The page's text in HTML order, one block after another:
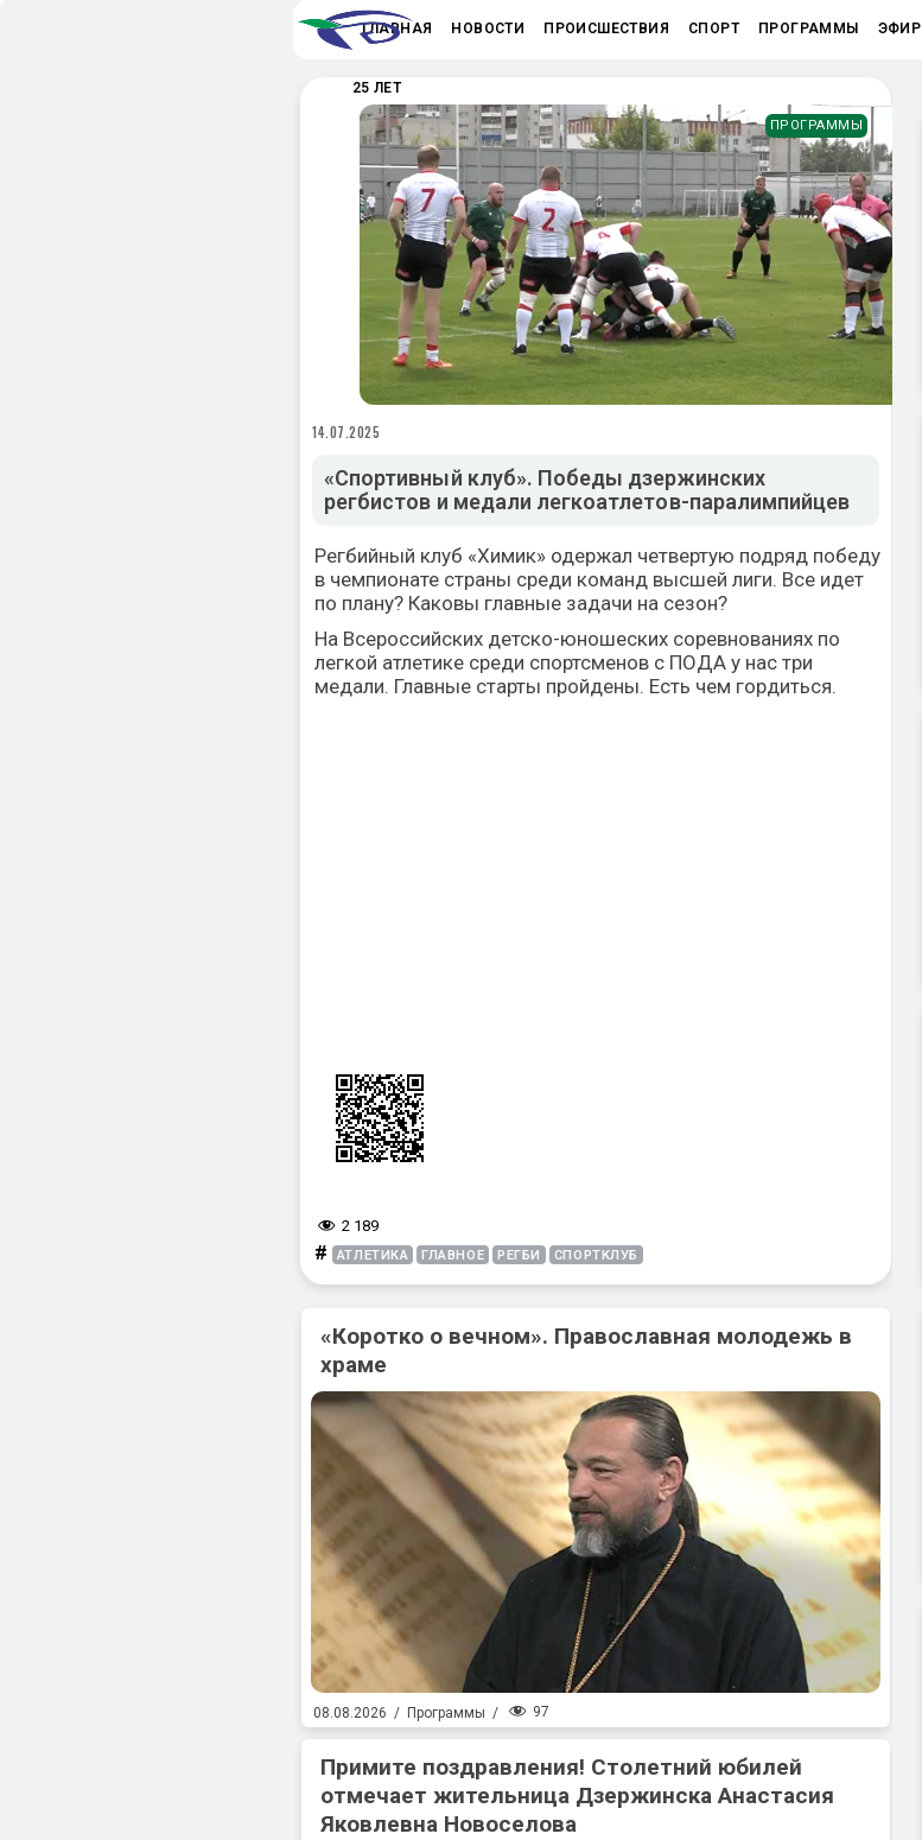
ГЛАВНАЯ НОВОСТИ ПРОИСШЕСТВИЯ СПОРТ ПРОГРАММЫ ЭФИР
25 ЛЕТ
ПРОГРАММЫ
14.07.2025
«Спортивный клуб». Победы дзержинских
регбистов и медали легкоатлетов-паралимпийцев
Регбийный клуб «Химик» одержал четвертую подряд победу
в чемпионате страны среди команд высшей лиги. Все идет
по плану? Каковы главные задачи на сезон?
На Всероссийских детско-юношеских соревнованиях по
легкой атлетике среди спортсменов с ПОДА у нас три
медали. Главные старты пройдены. Есть чем гордиться.
2 189
# АТЛЕТИКА ГЛАВНОЕ РЕГБИ СПОРТКЛУБ
«Коротко о вечном». Православная молодежь в
храме
08.08.2026 / Программы / 97
Примите поздравления! Столетний юбилей
отмечает жительница Дзержинска Анастасия
Яковлевна Новоселова